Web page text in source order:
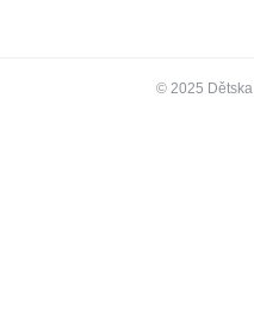
© 2025